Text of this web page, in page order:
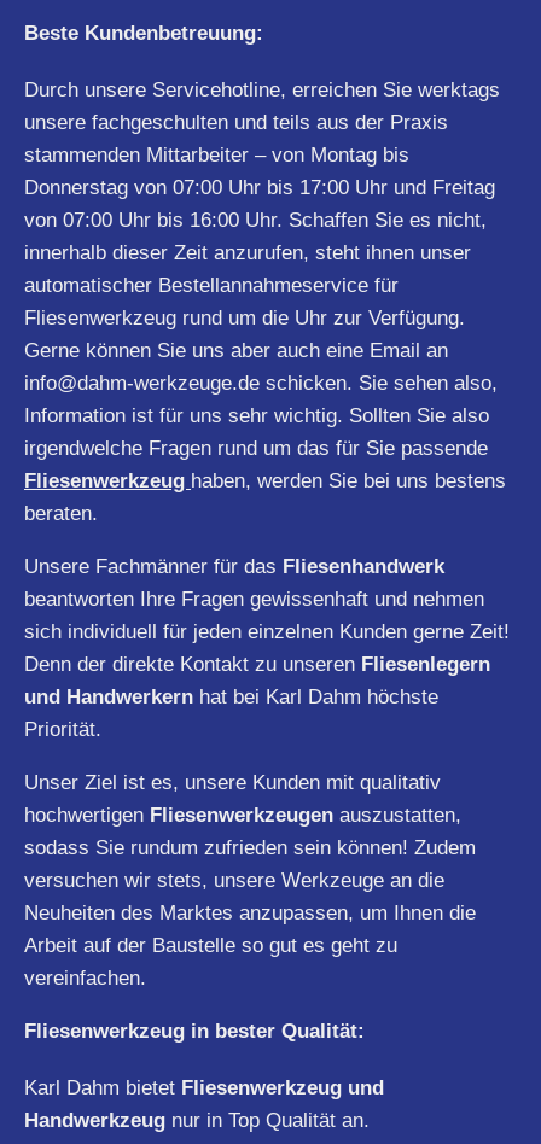
Beste Kundenbetreuung:
Durch unsere Servicehotline, erreichen Sie werktags
unsere fachgeschulten und teils aus der Praxis
stammenden Mittarbeiter – von Montag bis
Donnerstag von 07:00 Uhr bis 17:00 Uhr und Freitag
von 07:00 Uhr bis 16:00 Uhr. Schaffen Sie es nicht,
innerhalb dieser Zeit anzurufen, steht ihnen unser
automatischer Bestellannahmeservice für
Fliesenwerkzeug rund um die Uhr zur Verfügung.
Gerne können Sie uns aber auch eine Email an
info@dahm-werkzeuge.de schicken. Sie sehen also,
Information ist für uns sehr wichtig. Sollten Sie also
irgendwelche Fragen rund um das für Sie passende
Fliesenwerkzeug haben, werden Sie bei uns bestens
beraten.
Unsere Fachmänner für das Fliesenhandwerk
beantworten Ihre Fragen gewissenhaft und nehmen
sich individuell für jeden einzelnen Kunden gerne Zeit!
Denn der direkte Kontakt zu unseren Fliesenlegern
und Handwerkern hat bei Karl Dahm höchste
Priorität.
Unser Ziel ist es, unsere Kunden mit qualitativ
hochwertigen Fliesenwerkzeugen auszustatten,
sodass Sie rundum zufrieden sein können! Zudem
versuchen wir stets, unsere Werkzeuge an die
Neuheiten des Marktes anzupassen, um Ihnen die
Arbeit auf der Baustelle so gut es geht zu
vereinfachen.
Fliesenwerkzeug in bester Qualität:
Karl Dahm bietet Fliesenwerkzeug und
Handwerkzeug nur in Top Qualität an.